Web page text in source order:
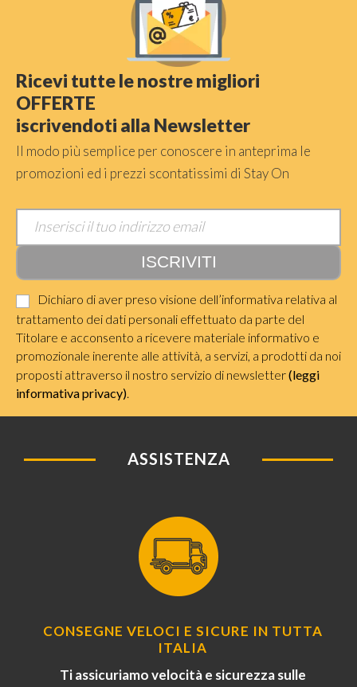
Ricevi tutte le nostre migliori
OFFERTE
iscrivendoti alla Newsletter
Il modo più semplice per conoscere in anteprima le
promozioni ed i prezzi scontatissimi di Stay On
Dichiaro di aver preso visione dell’informativa relativa al
trattamento dei dati personali effettuato da parte del
Titolare e acconsento a ricevere materiale informativo e
promozionale inerente alle attività, a servizi, a prodotti da noi
proposti attraverso il nostro servizio di newsletter(leggi
informativa privacy)
ASSISTENZA
CONSEGNE VELOCI E SICURE IN TUTTA
ITALIA
Ti assicuriamo velocità e sicurezza sulle